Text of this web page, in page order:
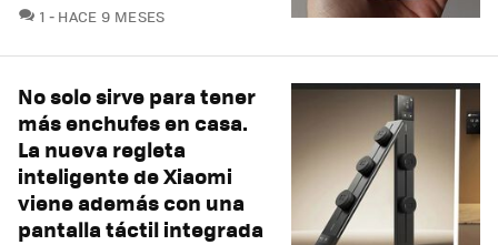
1 COMENTARIOS
HACE 9 MESES
No solo sirve para tener
más enchufes en casa.
La nueva regleta
inteligente de Xiaomi
viene además con una
pantalla táctil integrada